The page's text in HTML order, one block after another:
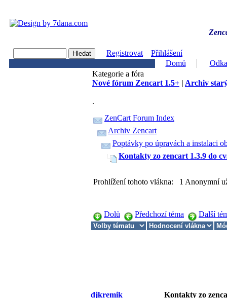
Registrovat
Přihlášení
Domů
Kategorie a fóra
Nové fórum Zencart 1.5+ | Archiv
.
ZenCart Forum Index
Archiv Zencart
Poptávky po úpravách a instalaci
Kontakty zo zencart 1.3.9 do
Prohlížení tohoto vlákna: 1 Anonymní
Dolů Předchozí téma Další
djkremik
Kontakty zo